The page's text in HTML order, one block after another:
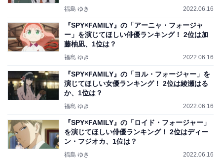
福島 ゆき 2022.06.16
『SPY×FAMILY』の「アーニャ・フォージャ
ー」を演じてほしい俳優ランキング！ 2位は加
藤柚凪、1位は？
福島 ゆき 2022.06.16
『SPY×FAMILY』の「ヨル・フォージャー」を
演じてほしい女優ランキング！ 2位は綾瀬はる
か、1位は？
福島 ゆき 2022.06.16
『SPY×FAMILY』の「ロイド・フォージャー」
を演じてほしい俳優ランキング！ 2位はディー
ン・フジオカ、1位は？
福島 ゆき 2022.06.16